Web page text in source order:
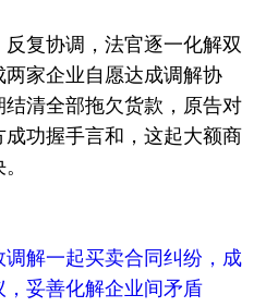
复协调，法官逐一化解双
家企业自愿达成调解协
清全部拖欠货款，原告对
功握手言和，这起大额商
解一起买卖合同纠纷，成
妥善化解企业间矛盾